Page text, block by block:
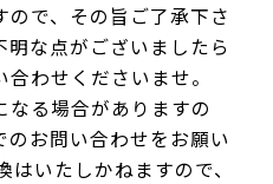
で、その旨ご了承下さ
な点がございましたら
わせくださいませ。
なる場合がありますの
お問い合わせをお願い
いたしかねますので、